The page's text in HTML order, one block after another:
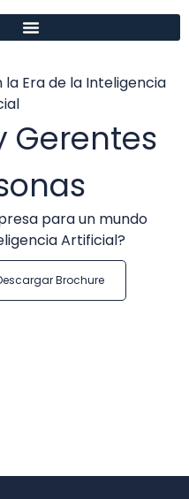
Era de la Inteligencia
Gerentes
para un mundo
Artificial?
Brochure